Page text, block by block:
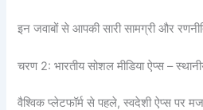
इन जवाबों से आपकी सारी सामग्री और
चरण 2: भारतीय सोशल मीडिया ऐप्स –
वैश्विक प्लेटफॉर्म से पहले, स्वदेशी ऐप्स पर